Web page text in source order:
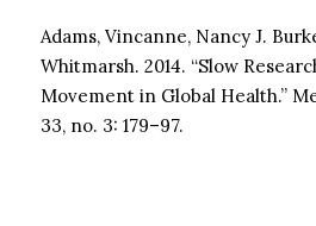
Adams, Vincanne, Nancy J.
Whitmarsh. 2014. “Slow
Movement in Global Health.”
33, no. 3: 179–97.